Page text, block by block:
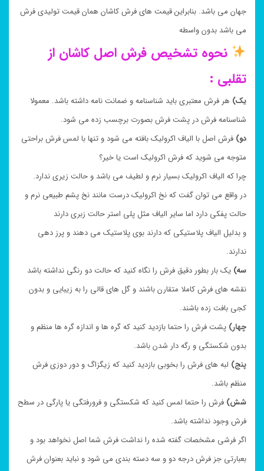
جهان می باشد. بنابراین قیمت های فرش کاشان همان قیمت تولیدی فرش
می باشد بدون واسطه
نحوه تشخیص فرش اصل کاشان از
تقلبی :
یک) هر فرش معتبری باید شناسنامه و ضمانت نامه داشته باشد. معمولا
شناسنامه فرش در پشت فرش بصورت برچسب زده می شود.
دو) فرش اصل با الیاف اکرولیک بافته می شود و تنها با لمس فرش براحتی
متوجه می شوید که فرش اکرولیک است یا خیر؟
چرا که الیاف اکرولیک بسیار نرم و لطیف می باشد و حالت زیری ندارد.
در واقع می توان گفت که نخ اکرولیک درست مانند نخ پشم طبیعی نرم و
حالت پفکی دارد اما سایر الیاف مثل پلی استر حالت زبری دارند
و بدلیل الیاف پلاستیکی که دارند بوی پلاستیک می دهند و پرز دهی
ندارند.
سه) یک بار بطور دقیق فرش را نگاه کنید که حالت دو رنگی نداشته باشد
نقشه های فرش کاملا متقارن باشند و گل های قالی را به زیبایی و بدون
کجی بافت زده باشند.
چهار) پشت فرش را حتما بازدید کنید که گره ها و اندازه گره ها منظم و
بدون شکستگی و رگه دار شدن باشد.
پنج) لبه های فرش را بخوبی بازدید کنید که زیگزاگ و دور دوزی فرش
منظم باشد.
شش) فرش را حتما لمس کنید که شکستگی و فرورفتگی یا پارگی در سطح
فرش وجود نداشته باشد.
اگر فرشی مشخصات گفته شده را نداشت فرش شما اصل نخواهد بود و
بعبارتی جز فرش درجه دو و سه دسته بندی می شود و نباید بعنوان فرش